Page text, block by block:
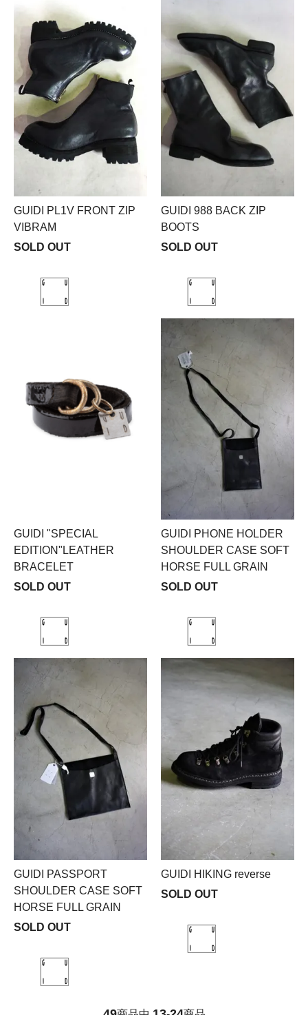
GUIDI PL1V FRONT ZIP
VIBRAM
SOLD OUT
GUIDI 988 BACK ZIP
BOOTS
SOLD OUT
GUIDI "SPECIAL
EDITION"LEATHER
BRACELET
SOLD OUT
GUIDI PHONE HOLDER
SHOULDER CASE SOFT
HORSE FULL GRAIN
SOLD OUT
GUIDI PASSPORT
SHOULDER CASE SOFT
HORSE FULL GRAIN
SOLD OUT
GUIDI HIKING reverse
SOLD OUT